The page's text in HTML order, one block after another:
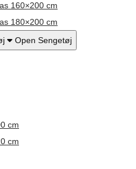
160×200 cm
180×200 cm
Open Sengetøj
cm
cm